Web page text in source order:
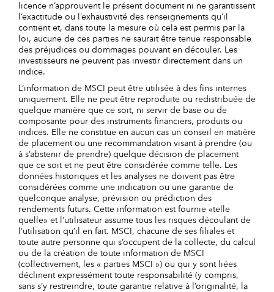
licence n’approuvent le présent document ni ne garantissent
l’exactitude ou l’exhaustivité des renseignements qu’il
contient et, dans toute la mesure où cela est permis par la
loi, aucune de ces parties ne saurait être tenue responsable
des préjudices ou dommages pouvant en découler. Les
investisseurs ne peuvent pas investir directement dans un
indice.
L’information de MSCI peut être utilisée à des fins internes
uniquement. Elle ne peut être reproduite ou redistribuée de
quelque manière que ce soit, ni servir de base ou de
composante pour des instruments financiers, produits ou
indices. Elle ne constitue en aucun cas un conseil en matière
de placement ou une recommandation visant à prendre (ou
à s’abstenir de prendre) quelque décision de placement
que ce soit et ne peut être considérée comme telle. Les
données historiques et les analyses ne doivent pas être
considérées comme une indication ou une garantie de
quelconque analyse, prévision ou prédiction des
rendements futurs. Cette information est fournie «telle
quelle» et l’utilisateur assume tous les risques découlant de
l’utilisation qu’il en fait. MSCI, chacune de ses filiales et
toute autre personne qui s’occupent de la collecte, du calcul
ou de la création de toute information de MSCI
(collectivement, les « parties MSCI ») ou qui y sont liées
déclinent expressément toute responsabilité (y compris,
sans s’y restreindre, toute garantie relative à l’originalité, la